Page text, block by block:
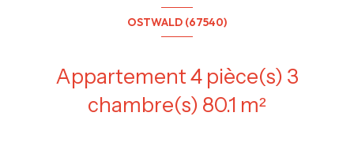
OSTWALD (67540)
Appartement 4 pièce(s) 3
chambre(s) 80.1 m²